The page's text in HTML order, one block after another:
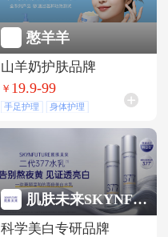
憨羊羊
山羊奶护肤品牌
￥ 19.9-99
手足护理 身体护理
肌肤未来SKYNFUTURE
科学美白专研品牌